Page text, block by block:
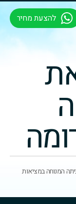
להצעת מחיר
המנוחה במציאות